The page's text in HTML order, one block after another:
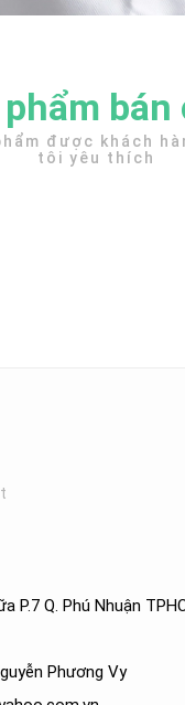
bán
được khách
tôi yêu thích
P.7 Q. Phú Nhuận
Phương Vy